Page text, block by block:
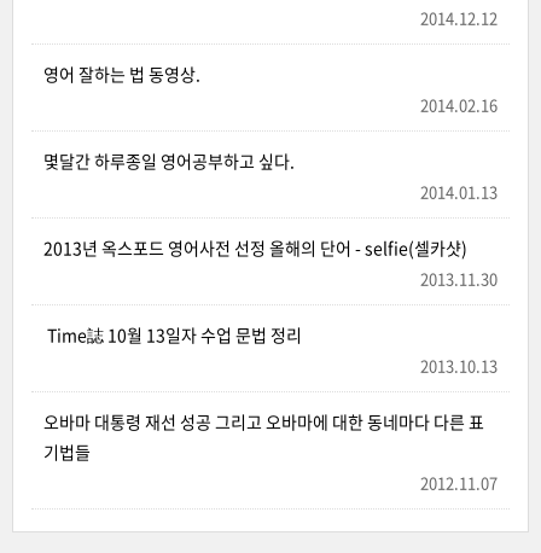
2014.12.12
영어 잘하는 법 동영상.
2014.02.16
몇달간 하루종일 영어공부하고 싶다.
2014.01.13
2013년 옥스포드 영어사전 선정 올해의 단어 - selfie(셀카샷)
2013.11.30
Time誌 10월 13일자 수업 문법 정리
2013.10.13
오바마 대통령 재선 성공 그리고 오바마에 대한 동네마다 다른 표
기법들
2012.11.07